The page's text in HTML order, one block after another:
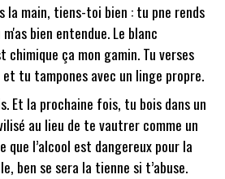
la main, tiens-toi bien : tu pne rends
bien entendue. Le blanc
ça mon gamin. Tu verses
tu tampones avec un linge propre.
Et la prochaine fois, tu bois dans un
au lieu de te vautrer comme un
que l’alcool est dangereux pour la
ben se sera la tienne si t’abuse.